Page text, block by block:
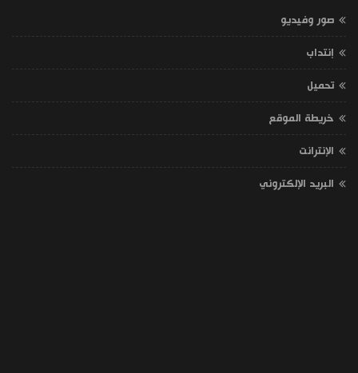
صور وفيديو
إنتداب
تحميل
خريطة الموقع
الإنترانت
البريد الإلكتروني